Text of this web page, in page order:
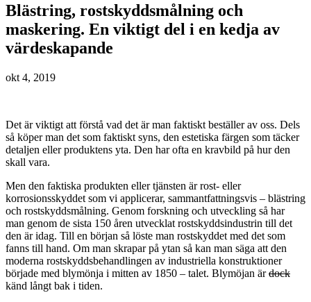
Blästring, rostskyddsmålning och
maskering. En viktigt del i en kedja av
värdeskapande
okt 4, 2019
Det är viktigt att förstå vad det är man faktiskt beställer av oss. Dels
så köper man det som faktiskt syns, den estetiska färgen som täcker
detaljen eller produktens yta. Den har ofta en kravbild på hur den
skall vara.
Men den faktiska produkten eller tjänsten är rost- eller
korrosionsskyddet som vi applicerar, sammantfattningsvis – blästring
och rostskyddsmålning. Genom forskning och utveckling så har
man genom de sista 150 åren utvecklat rostskyddsindustrin till det
den är idag. Till en början så löste man rostskyddet med det som
fanns till hand. Om man skrapar på ytan så kan man säga att den
moderna rostskyddsbehandlingen av industriella konstruktioner
började med blymönja i mitten av 1850 – talet. Blymöjan ärdock
känd långt bak i tiden.